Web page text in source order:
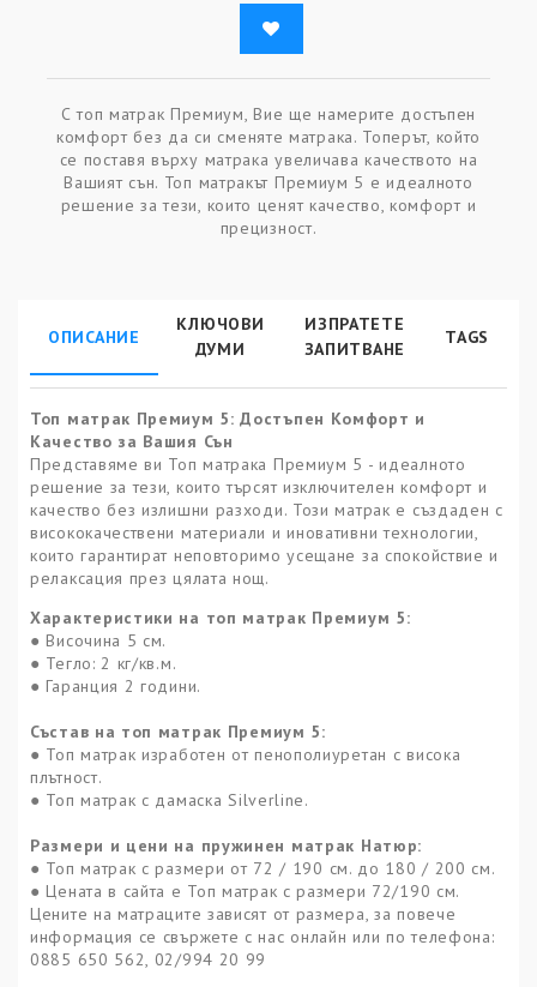
С топ матрак Премиум, Вие ще намерите достъпен
комфорт без да си сменяте матрака. Топерът, който
се поставя върху матрака увеличава качеството на
Вашият сън. Топ матракът Премиум 5 е идеалното
решение за тези, които ценят качество, комфорт и
прецизност.
ОПИСАНИЕ
КЛЮЧОВИ
ДУМИ
ИЗПРАТЕТЕ
ЗАПИТВАНЕ
TAGS
Топ матрак Премиум 5: Достъпен Комфорт и
Качество за Вашия Сън
Представяме ви Топ матрака Премиум 5 - идеалното
решение за тези, които търсят изключителен комфорт и
качество без излишни разходи. Този матрак е създаден с
висококачествени материали и иновативни технологии,
които гарантират неповторимо усещане за спокойствие и
релаксация през цялата нощ.
Характеристики на топ матрак Премиум 5:
● Височина 5 см.
● Тегло: 2 кг/кв.м.
● Гаранция 2 години.
Състав на топ матрак Премиум 5:
● Топ матрак изработен от пенополиуретан с висока
плътност.
● Топ матрак с дамаскаSilverline.
Размери и цени на пружинен матрак Натюр:
● Топ матрак с размери от 72 / 190 см. до 180 / 200 см.
● Цената в сайта е Топ матрак с размери 72/190 см.
Цените на матраците зависят от размера, за повече
информация се свържете с нас онлайн или по телефона:
0885 650 562, 02/994 20 99